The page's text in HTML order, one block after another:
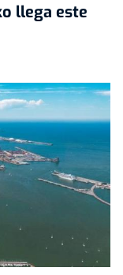
llega este